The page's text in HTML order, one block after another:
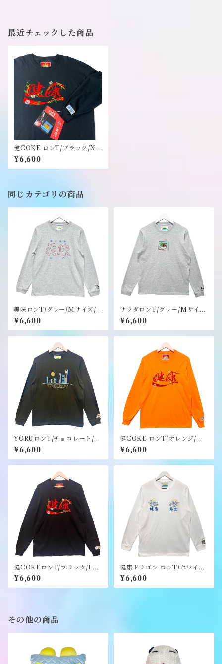
最近チェックした商品
健COKE ロンT/ブラック/XL
サイズ 缶バッチとステッカー
付き《健康（ヘルシー）》
¥6,600
同じカテゴリの商品
美味ロンT/グレー/Mサイズ/
ステッカーのノベルティー付
き《健康（ヘルシー）》
¥6,600
サラダロンT/グレー/Mサイ
ズ/ステッカーのノベルティー
付き《健康（ヘルシー）》
¥6,600
YORUロンT/チョコレート/M
サイズ/ステッカーのノベルテ
ィー付き《健康（ヘルシ
ー）》
¥6,600
健COKE ロンT/オレンジ/M
サイズ/ノベルティーのステッ
カー付き《健康（ヘルシ
ー）》
¥6,600
健COKEロンT/ブラック/Lサ
イズ/ステッカーのノベルティ
ー付き《健康（ヘルシー）》
¥6,600
健康ドラゴン ロンT/ホワイト/
Lサイズ /ステッカーのノベル
ティー付き《健康（ヘルシ
ー）》
¥6,600
その他の商品